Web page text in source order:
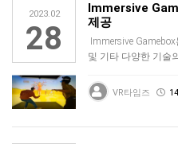
2023.02
28
Immersive
제공
Immersive
및 기타 다양한 기술
VR타임즈